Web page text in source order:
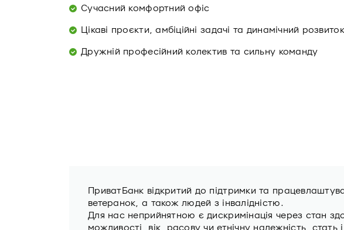
Сучасний комфортний офіс
Цікаві проєкти, амбіційні задачі та динамічний розвиток
Дружній професійний колектив та сильну команду
ПриватБанк відкритий до підтримки та
ветеранок, а також людей з інвалідністю.
Для нас неприйнятною є дискримінація через стан
можливості, вік, расову чи етнічну належність, стать